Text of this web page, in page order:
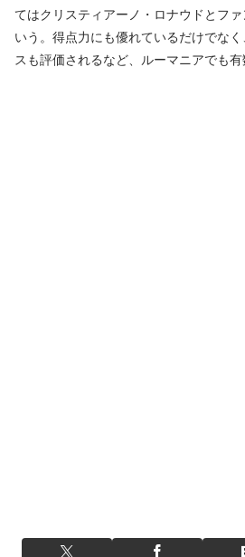
てはクリスティアーノ・ロナウドとフ
いう。得点力にも優れているだけでな
スも評価されるなど、ルーマニアでも有